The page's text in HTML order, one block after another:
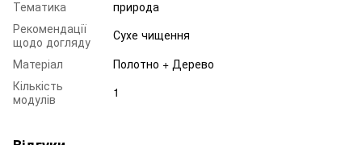
Тематика
природа
Рекомендації
щодо догляду
Сухе чищення
Матеріал
Полотно + Дерево
Кількість
модулів
1